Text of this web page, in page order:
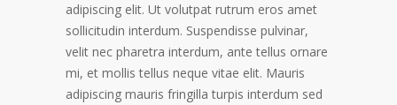
adipiscing elit. Ut volutpat rutrum eros amet
sollicitudin interdum. Suspendisse pulvinar,
velit nec pharetra interdum, ante tellus ornare
mi, et mollis tellus neque vitae elit. Mauris
adipiscing mauris fringilla turpis interdum sed